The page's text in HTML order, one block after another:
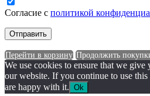
Согласие с политикой
Перейти в корзину Продолжить
We use cookies to ensure that we give
our website. If you continue to use
are happy with it. Ok